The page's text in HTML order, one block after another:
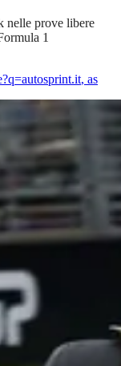
nelle prove libere
1
, as